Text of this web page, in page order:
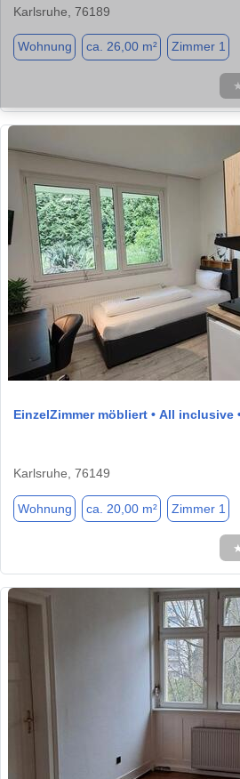
Karlsruhe, 76189
Wohnung ca. 26,00 m² Zimmer 1
EinzelZimmer möbliert • All inclusive
Karlsruhe, 76149
Wohnung ca. 20,00 m² Zimmer 1